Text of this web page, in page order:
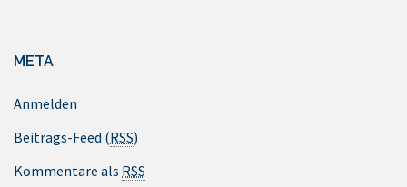
META
Anmelden
Beitrags-Feed (RSS)
Kommentare als RSS